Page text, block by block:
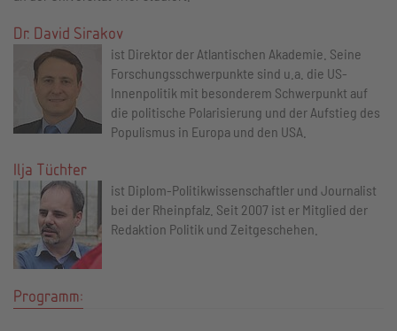
Dr. David Sirakov
ist Direktor der Atlantischen Akademie. Seine
Forschungsschwerpunkte sind u.a. die US-
Innenpolitik mit besonderem Schwerpunkt auf
die politische Polarisierung und der Aufstieg des
Populismus in Europa und den USA.
Ilja Tüchter
ist Diplom-Politikwissenschaftler und Journalist
bei der Rheinpfalz. Seit 2007 ist er Mitglied der
Redaktion Politik und Zeitgeschehen.
Programm: